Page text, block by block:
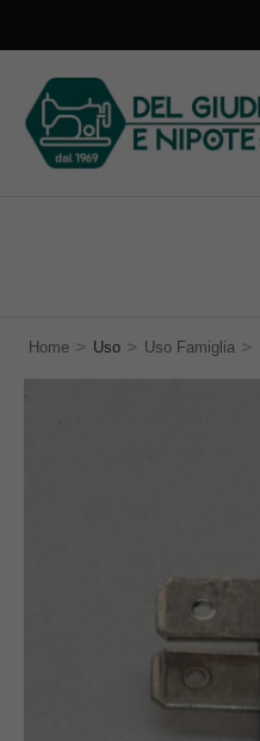
Home > Uso > Uso Famiglia >